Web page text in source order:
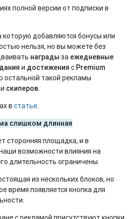
полной версии от подписки в
добавляются бонусы или
нельзя, но вы можете без
награды за ежедневные
и достижения с Premium
остальной такой рекламы
скиперов.
встатье.
слишком длинная
сторонняя площадка, и в
возможности влияния на
длительность ограничены.
из нескольких блоков, но
время появляется кнопка для